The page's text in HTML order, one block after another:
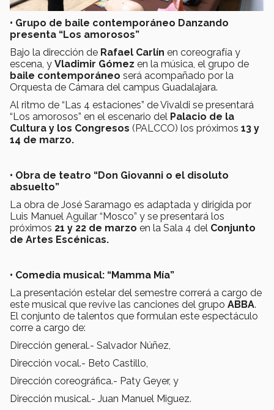
• Grupo de baile contemporáneo Danzando
presenta “Los amorosos”
Bajo la dirección de Rafael Carlín en coreografía y
escena, y Vladimir Gómez en la música, el grupo de
baile contemporáneo será acompañado por la
Orquesta de Cámara del campus Guadalajara.
Al ritmo de “Las 4 estaciones” de Vivaldi se presentará
“Los amorosos” en el escenario del Palacio de la
Cultura y los Congresos (PALCCO) los próximos 13 y
14 de marzo.
• Obra de teatro “Don Giovanni o el disoluto
absuelto”
La obra de José Saramago es adaptada y dirigida por
Luis Manuel Aguilar “Mosco” y se presentará los
próximos 21 y 22 de marzo en la Sala 4 del Conjunto
de Artes Escénicas.
• Comedia musical: “Mamma Mía”
La presentación estelar del semestre correrá a cargo de
este musical que revive las canciones del grupo ABBA.
El conjunto de talentos que formulan este espectáculo
corre a cargo de:
Dirección general.- Salvador Núñez,
Dirección vocal.- Beto Castillo,
Dirección coreográfica.- Paty Geyer, y
Dirección musical.- Juan Manuel Miguez.